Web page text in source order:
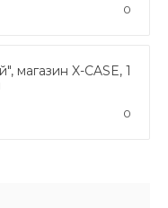
0
магазин X-CASE, 1
0